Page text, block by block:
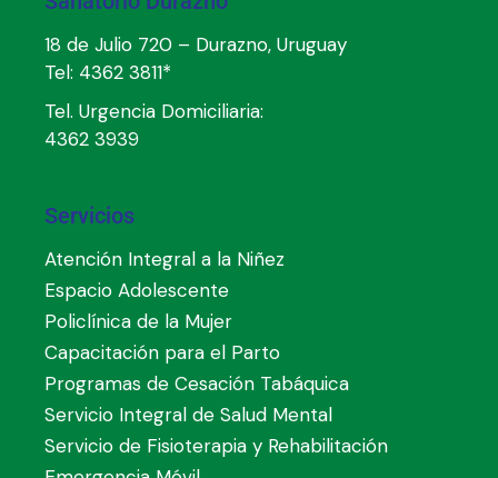
18 de Julio 720 – Durazno, Uruguay
Tel: 4362 3811*
Tel. Urgencia Domiciliaria:
4362 3939
Servicios
Atención Integral a la Niñez
Espacio Adolescente
Policlínica de la Mujer
Capacitación para el Parto
Programas de Cesación Tabáquica
Servicio Integral de Salud Mental
Servicio de Fisioterapia y Rehabilitación